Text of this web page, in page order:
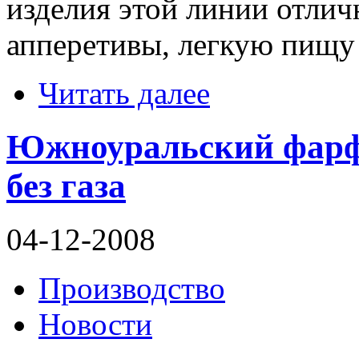
изделия этой линии
апперетивы, легкую
Читать далее
Южноуральский
без газа
04-12-2008
Производство
Новости